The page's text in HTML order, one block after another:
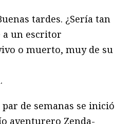
tardes. ¿Sería tan
a un escritor
o muerto, muy de su
de semanas se inició
aventurero Zenda-